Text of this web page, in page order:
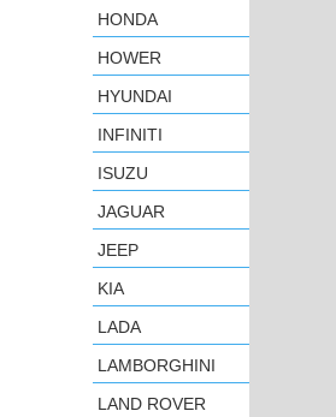
HONDA
HOWER
HYUNDAI
INFINITI
ISUZU
JAGUAR
JEEP
KIA
LADA
LAMBORGHINI
LAND ROVER